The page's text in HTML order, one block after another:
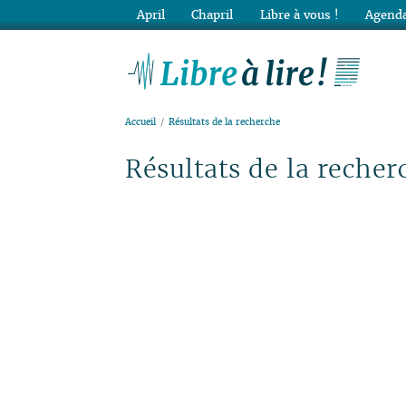
Accueil Résultats de la recherche
Résultats de la
April Chapril Libre à vous !